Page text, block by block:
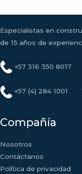
Especialistas en
de 15 años de
+57 316 350 8017
+57 (4) 284 1001
Compañía
Nosotros
Contáctanos
Política de privacidad